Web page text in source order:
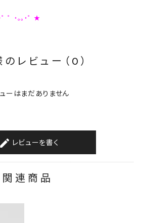
゜゜・。。・゜★
レビュー（0）
ーはまだありません
create レビューを書く
関連商品